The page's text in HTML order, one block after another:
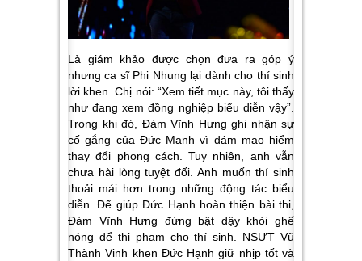
Là giám khảo được chọn đưa ra góp ý
nhưng ca sĩ Phi Nhung lại dành cho thí sinh
lời khen. Chị nói: “Xem tiết mục này, tôi thấy
như đang xem đồng nghiệp biểu diễn vậy”.
Trong khi đó,
Đàm Vĩnh Hưng ghi nhận sự
cố gắng của Đức Mạnh vì dám mạo hiểm
thay đổi phong cách. Tuy nhiên, anh vẫn
chưa hài lòng tuyệt đối. Anh muốn thí sinh
thoải mái hơn trong những động tác biểu
diễn. Để giúp Đức Hạnh hoàn thiện bài thi,
Đàm Vĩnh Hưng đứng bật dậy khỏi ghế
nóng để thị phạm cho thí sinh. NSƯT Vũ
Thành Vinh khen Đức Hạnh giữ nhịp tốt và